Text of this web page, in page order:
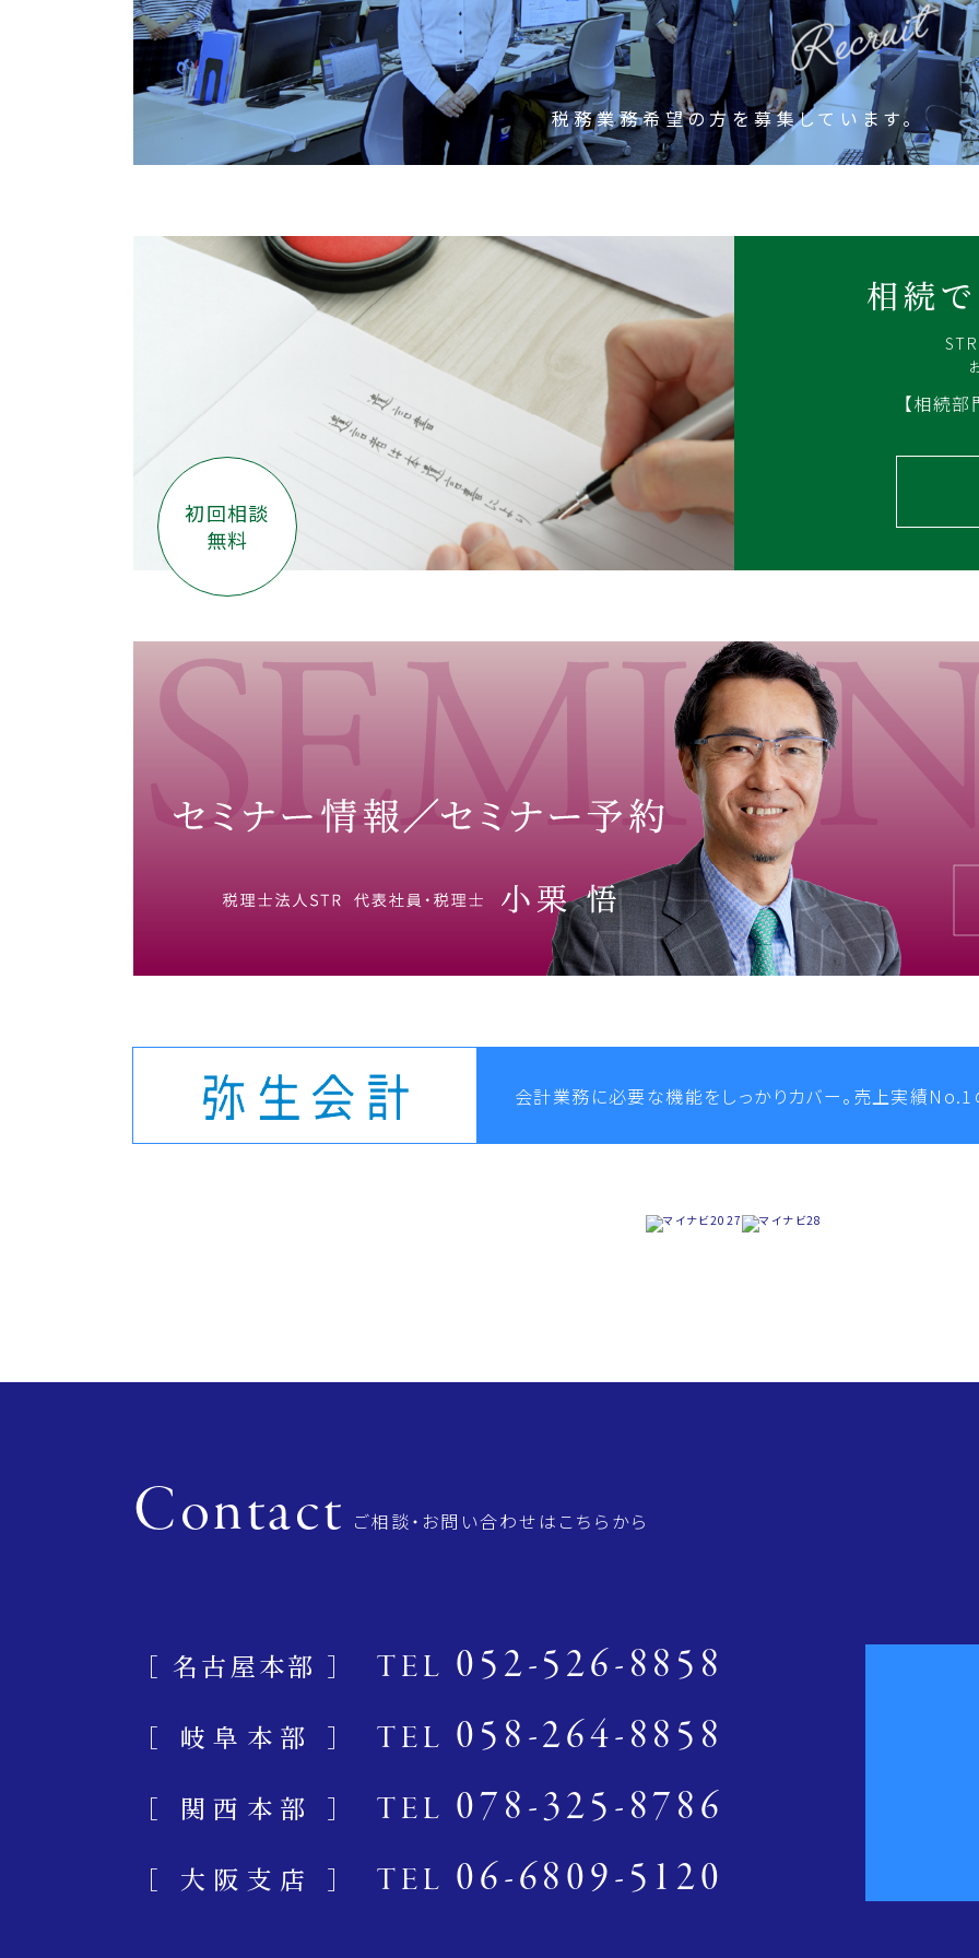
税務業務希望の方を募集しています。
相続
【相続
初回相談
無料
会計業務に必要な機能をしっかりカバー。 売上実績No.1
Contact ご相談・お問い合わせはこちらから
［ 名古屋本部 ］ TEL 052-526-8858
［ 岐阜本部 ］ TEL 058-264-8858
［ 関西本部 ］ TEL 078-325-8786
［ 大阪支店 ］ TEL 06-6809-5120